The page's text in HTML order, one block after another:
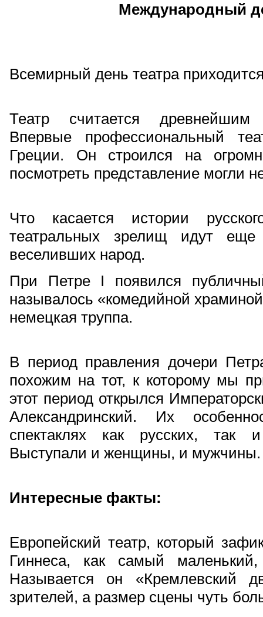
Международный
Всемирный день театра
Театр считается древнейшим
Впервые профессиональный
Греции. Он строился на
посмотреть представление могли
Что касается истории
театральных зрелищ идут
веселивших народ.
При Петре I появился
называлось «комедийной
немецкая труппа.
В период правления дочери
похожим на тот, к которому мы
этот период открылся
Александринский. Их
спектаклях как русских, так
Выступали и женщины, и мужчины.
Интересные факты:
Европейский театр, который
Гиннеса, как самый
Называется он «Кремлевский
зрителей, а размер сцены чуть